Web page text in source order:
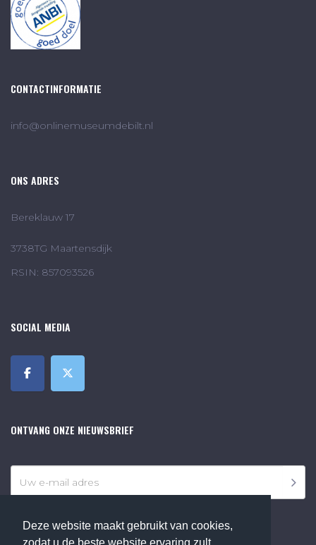
Deze website maakt gebruikt van cookies,
CONTACTINFORMATIE
info@onlinemuseumdebilt.nl
ONS ADRES
Bereklauw 17
3738TG Maartensdijk
RSIN: 857093526
SOCIAL MEDIA
ONTVANG ONZE NIEUWSBRIEF